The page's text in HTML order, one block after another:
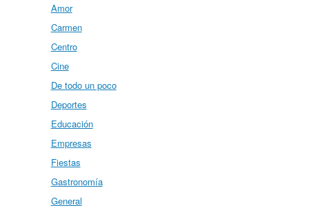
Amor
Carmen
Centro
Cine
De todo un poco
Deportes
Educación
Empresas
Fiestas
Gastronomía
General